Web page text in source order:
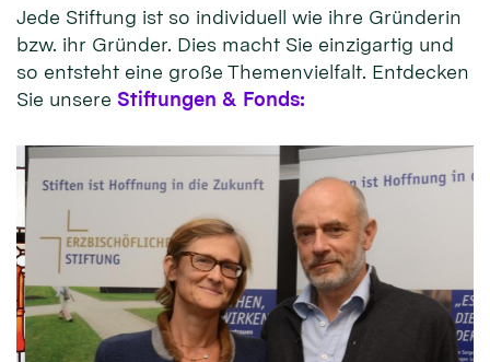
Jede Stiftung ist so individuell wie ihre Gründerin
bzw. ihr Gründer. Dies macht Sie einzigartig und
so entsteht eine große Themenvielfalt. Entdecken
Sie unsere Stiftungen & Fonds: